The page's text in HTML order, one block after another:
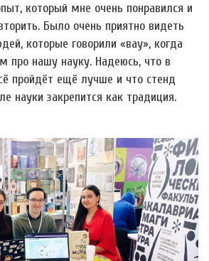
который мне очень понравился и
Было очень приятно видеть
которые говорили «вау», когда
про нашу науку. Надеюсь, что в
пройдёт ещё лучше и что стенд
науки закрепится как традиция.